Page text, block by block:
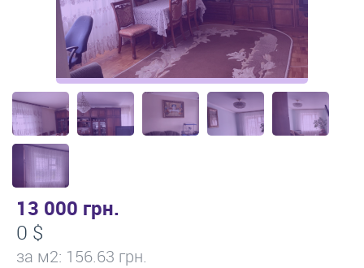
13 000 грн.
0 $
за м2: 156.63 грн.